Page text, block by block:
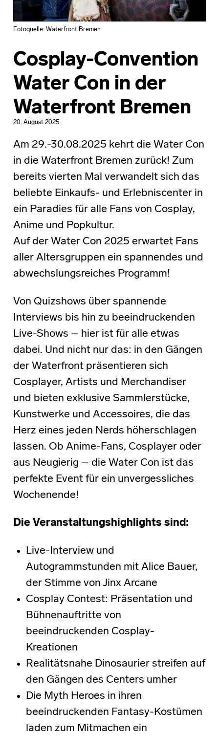
Fotoquelle: Waterfront Bremen
Cosplay-Convention
Water Con in der
Waterfront Bremen
20. August 2025
Am 29.-30.08.2025 kehrt die Water Con
in die Waterfront Bremen zurück! Zum
bereits vierten Mal verwandelt sich das
beliebte Einkaufs- und Erlebniscenter in
ein Paradies für alle Fans von Cosplay,
Anime und Popkultur.
Auf der Water Con 2025 erwartet Fans
aller Altersgruppen ein spannendes und
abwechslungsreiches Programm!
Von Quizshows über spannende
Interviews bis hin zu beeindruckenden
Live-Shows – hier ist für alle etwas
dabei. Und nicht nur das: in den Gängen
der Waterfront präsentieren sich
Cosplayer, Artists und Merchandiser
und bieten exklusive Sammlerstücke,
Kunstwerke und Accessoires, die das
Herz eines jeden Nerds höherschlagen
lassen. Ob Anime-Fans, Cosplayer oder
aus Neugierig – die Water Con ist das
perfekte Event für ein unvergessliches
Wochenende!
Die Veranstaltungshighlights sind:
Live-Interview und
Autogrammstunden mit Alice Bauer,
der Stimme von Jinx Arcane
Cosplay Contest: Präsentation und
Bühnenauftritte von
beeindruckenden Cosplay-
Kreationen
Realitätsnahe Dinosaurier streifen auf
den Gängen des Centers umher
Die Myth Heroes in ihren
beeindruckenden Fantasy-Kostümen
laden zum Mitmachen ein